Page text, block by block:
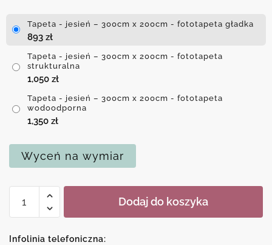
Tapeta - jesień – 300cm x 200cm - fototapeta gładka
893 zł
Tapeta - jesień – 300cm x 200cm - fototapeta
strukturalna
1,050 zł
Tapeta - jesień – 300cm x 200cm - fototapeta
wodoodporna
1,350 zł
Wyceń na wymiar
Tapeta
jesień
Dodaj do koszyka
Infolinia telefoniczna: